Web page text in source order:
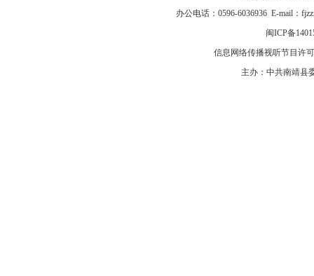
办公电话：0596-6036936 E-mail：
闽ICP备
信息网络传播视听节目许
主办：中共南靖县